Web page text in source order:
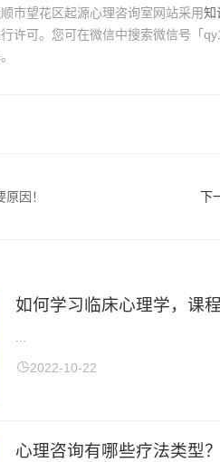
市望花区起源心理咨询室网站采用知
许可。您可在微信中搜索微信号「
因！ 下
如何学习临床心理学，课
2022-10-22
心理咨询有哪些疗法类型？